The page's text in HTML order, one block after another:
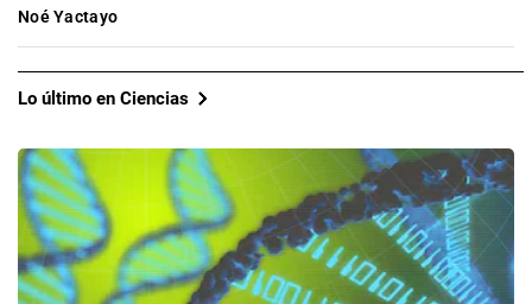
Noé Yactayo
Lo último en Ciencias